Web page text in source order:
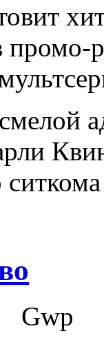
ситкома
Gwp